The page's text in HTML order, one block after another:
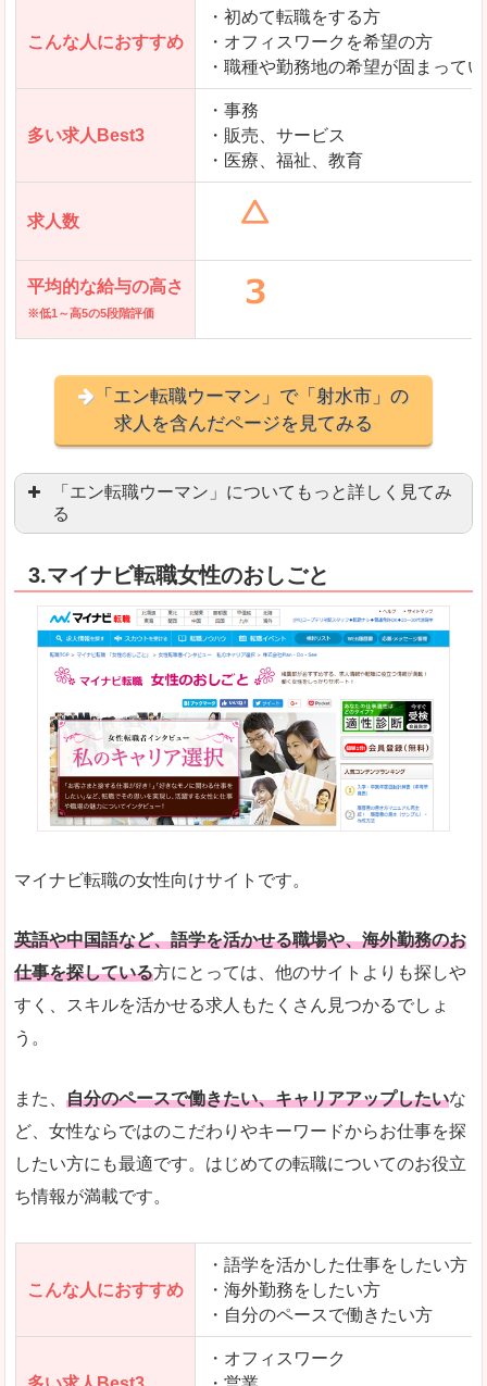
「とらばーゆ」で「射水市」の
求人を含んだページを見てみる
こんな人におすすめ
・初めて転職をする方
・オフィスワークを希望の方
・職種や勤務地の希望が固まって
多い求人Best3
・事務
・販売、サービス
・医療、福祉、教育
求人数
平均的な給与の高さ
※低1～高5の5段階評価
「エン転職ウーマン」で「射水市」の
求人を含んだページを見てみる
「エン転職ウーマン」についてもっと詳しく見てみ
る
良いところ
職種や勤務地など、すでに次のお仕事がイメージ
転職Q＆Aやノウハウが豊富なうえ、面接サポー
悪いところ
求人の掲載数が少ないです。
TOPページからこだわりや条件などをクイックに
はじめての転職や、転職活動において不安や心配
自分でうまく仕事を探せなくても、会員登録をす
人気度 「エン転職」全体として、会員数がとても多い印
多少検索しづらいのですが、掲載情報はパッと目
「エン転職ウーマン」で「射水市」の
3.マイナビ転職女性のおしごと
マイナビ転職の女性向けサイトです。
英語や中国語など、語学を活かせる職場や、海外勤務のお
仕事を探している方にとっては、他のサイトよりも探しや
すく、スキルを活かせる求人もたくさん見つかるでしょ
う。
また、 自分のペースで働きたい、キャリアアップしたいな
ど、女性ならではのこだわりやキーワードからお仕事を探
したい方にも最適です。はじめての転職についてのお役立
ち情報が満載です。
こんな人におすすめ
・語学を活かした仕事をしたい方
・海外勤務をしたい方
・自分のペースで働きたい方
・オフィスワーク